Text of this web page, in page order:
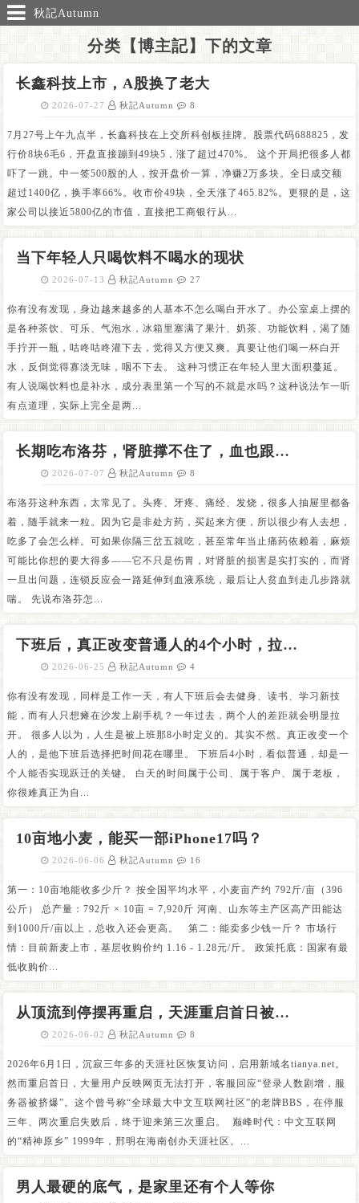
秋記Autumn
分类【博主記】下的文章
长鑫科技上市，A股换了老大
2026-07-27 秋記Autumn 8
7月27号上午九点半，长鑫科技在上交所科创板挂牌。股票代码688825，发
行价8块6毛6，开盘直接蹦到49块5，涨了超过470%。 这个开局把很多人都
吓了一跳。中一签500股的人，按开盘价一算，净赚2万多块。全日成交额
超过1400亿，换手率66%。收市价49块，全天涨了465.82%。更狠的是，这
家公司以接近5800亿的市值，直接把工商银行从...
当下年轻人只喝饮料不喝水的现状
2026-07-13 秋記Autumn 27
你有没有发现，身边越来越多的人基本不怎么喝白开水了。办公室桌上摆的
是各种茶饮、可乐、气泡水，冰箱里塞满了果汁、奶茶、功能饮料，渴了随
手拧开一瓶，咕咚咕咚灌下去，觉得又方便又爽。真要让他们喝一杯白开
水，反倒觉得寡淡无味，咽不下去。 这种习惯正在年轻人里大面积蔓延。
有人说喝饮料也是补水，成分表里第一个写的不就是水吗？这种说法乍一听
有点道理，实际上完全是两...
长期吃布洛芬，肾脏撑不住了，血也跟着出问题
2026-07-07 秋記Autumn 8
布洛芬这种东西，太常见了。头疼、牙疼、痛经、发烧，很多人抽屉里都备
着，随手就来一粒。因为它是非处方药，买起来方便，所以很少有人去想，
吃多了会怎么样。可如果你隔三岔五就吃，甚至常年当止痛药依赖着，麻烦
可能比你想的要大得多——它不只是伤胃，对肾脏的损害是实打实的，而肾
一旦出问题，连锁反应会一路延伸到血液系统，最后让人贫血到走几步路就
喘。 先说布洛芬怎...
下班后，真正改变普通人的4个小时，拉开人与人之间差距的，不是上班8小时，而是下班后的4小时。
2026-06-25 秋記Autumn 4
你有没有发现，同样是工作一天，有人下班后会去健身、读书、学习新技
能，而有人只想瘫在沙发上刷手机？一年过去，两个人的差距就会明显拉
开。 很多人以为，人生是被上班那8小时定义的。其实不然。真正改变一个
人的，是他下班后选择把时间花在哪里。 下班后4小时，看似普通，却是一
个人能否实现跃迁的关键。 白天的时间属于公司、属于客户、属于老板，
你很难真正为自...
10亩地小麦，能买一部iPhone17吗？
2026-06-06 秋記Autumn 16
第一：10亩地能收多少斤？ 按全国平均水平，小麦亩产约 792斤/亩（396
公斤） 总产量：792斤 × 10亩 = 7,920斤 河南、山东等主产区高产田能达
到1000斤/亩以上，总收入还会更高。 第二：能卖多少钱一斤？ 市场行
情：目前新麦上市，基层收购价约 1.16 - 1.28元/斤。 政策托底：国家有最
低收购价...
从顶流到停摆再重启，天涯重启首日被挤爆
2026-06-02 秋記Autumn 8
2026年6月1日，沉寂三年多的天涯社区恢复访问，启用新域名tianya.net。
然而重启首日，大量用户反映网页无法打开，客服回应“登录人数剧增，服
务器被挤爆”。这个曾号称“全球最大中文互联网社区”的老牌BBS，在停服
三年、两次重启失败后，终于迎来第三次重启。 巅峰时代：中文互联网
的“精神原乡” 1999年，邢明在海南创办天涯社区。...
男人最硬的底气，是家里还有个人等你